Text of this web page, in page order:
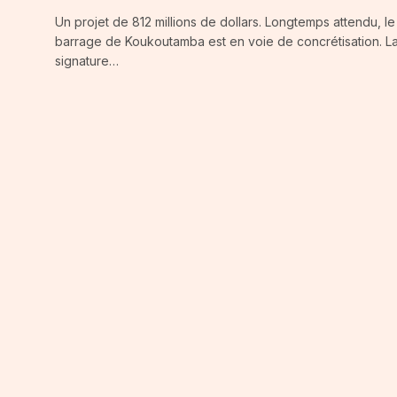
Un projet de 812 millions de dollars. Longtemps attendu, le
barrage de Koukoutamba est en voie de concrétisation.
signature…